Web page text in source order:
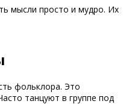
мысли просто и мудро. Их
фольклора. Это
танцуют в группе под